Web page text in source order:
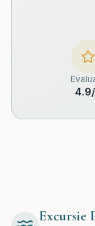
4.9
Excursie